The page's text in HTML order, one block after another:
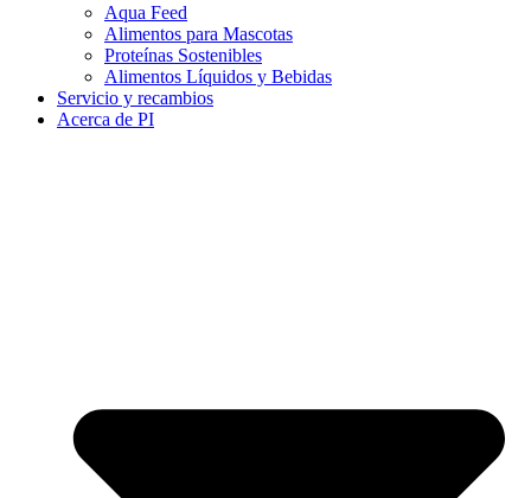
Aqua Feed
Alimentos para Mascotas
Proteínas Sostenibles
Alimentos Líquidos y Bebidas
Servicio y recambios
Acerca de PI